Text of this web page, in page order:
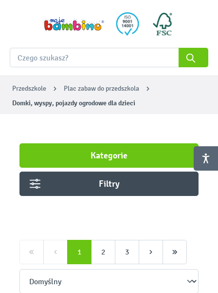
Przedszkole Plac zabaw do przedszkola
Domki, wyspy, pojazdy ogrodowe dla dzieci
Kategorie
Filtry
1 2 3